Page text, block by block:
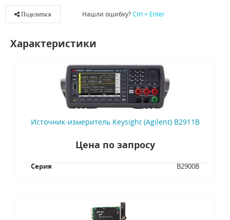
Поделиться Нашли ошибку?Ctrl + Enter
Характеристики
Источник-измеритель Keysight (Agilent) B2911B
Цена по запросу
Серия B2900B